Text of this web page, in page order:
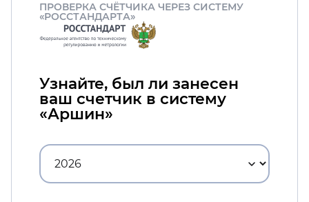
ПРОВЕРКА СЧЁТЧИКА ЧЕРЕЗ СИСТЕМУ
«РОССТАНДАРТА»
Узнайте, был ли занесен
ваш счетчик в систему
«Аршин»